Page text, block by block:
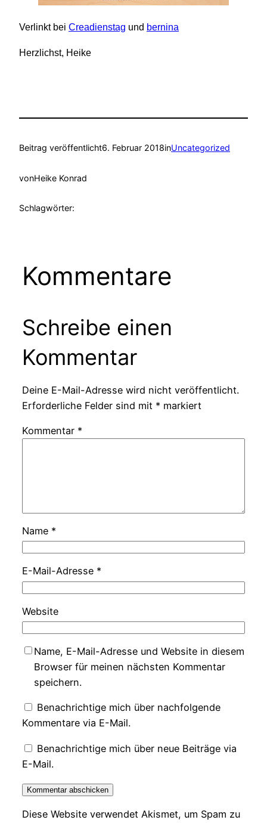
Verlinkt bei Creadienstag und bernina
Herzlichst, Heike
Beitrag veröffentlicht6. Februar 2018inUncategorized
vonHeike Konrad
Schlagwörter:
Kommentare
Schreibe einen
Kommentar
Deine E-Mail-Adresse wird nicht veröffentlicht.
Erforderliche Felder sind mit * markiert
Kommentar *
Name *
E-Mail-Adresse *
Website
Name, E-Mail-Adresse und Website in diesem
Browser für meinen nächsten Kommentar
speichern.
Benachrichtige mich über nachfolgende
Kommentare via E-Mail.
Benachrichtige mich über neue Beiträge via
E-Mail.
Diese Website verwendet Akismet, um Spam zu